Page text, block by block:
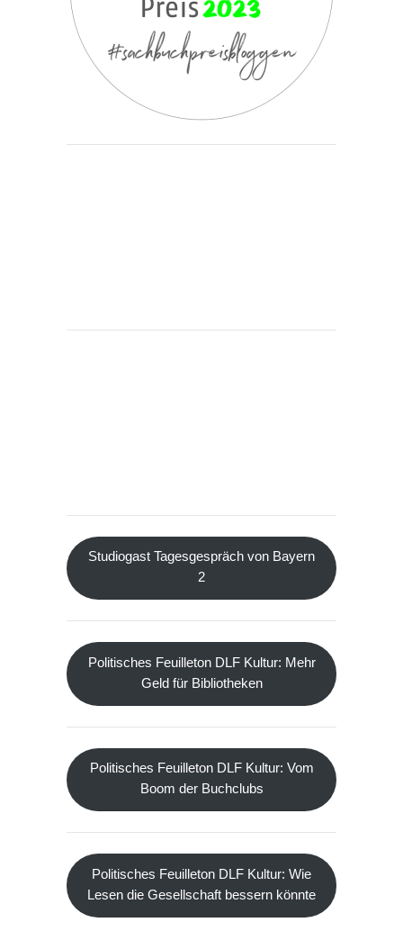
Studiogast Tagesgespräch von Bayern
2
Politisches Feuilleton DLF Kultur: Mehr
Geld für Bibliotheken
Politisches Feuilleton DLF Kultur: Vom
Boom der Buchclubs
Politisches Feuilleton DLF Kultur: Wie
Lesen die Gesellschaft bessern könnte